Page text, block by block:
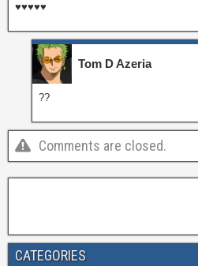
♥️♥️♥️♥️♥️
Tom D Azeria
??
Comments are closed.
CATEGORIES